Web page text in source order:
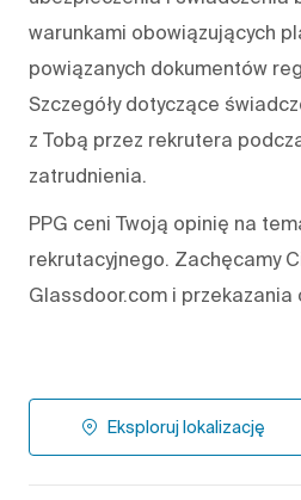
warunkami obowiązujących
powiązanych dokumentów
Szczegóły dotyczące
z Tobą przez rekrutera
zatrudnienia.
PPG ceni Twoją opinię na
rekrutacyjnego. Zachęcamy
Glassdoor.com i przekazania
Eksploruj lokalizację